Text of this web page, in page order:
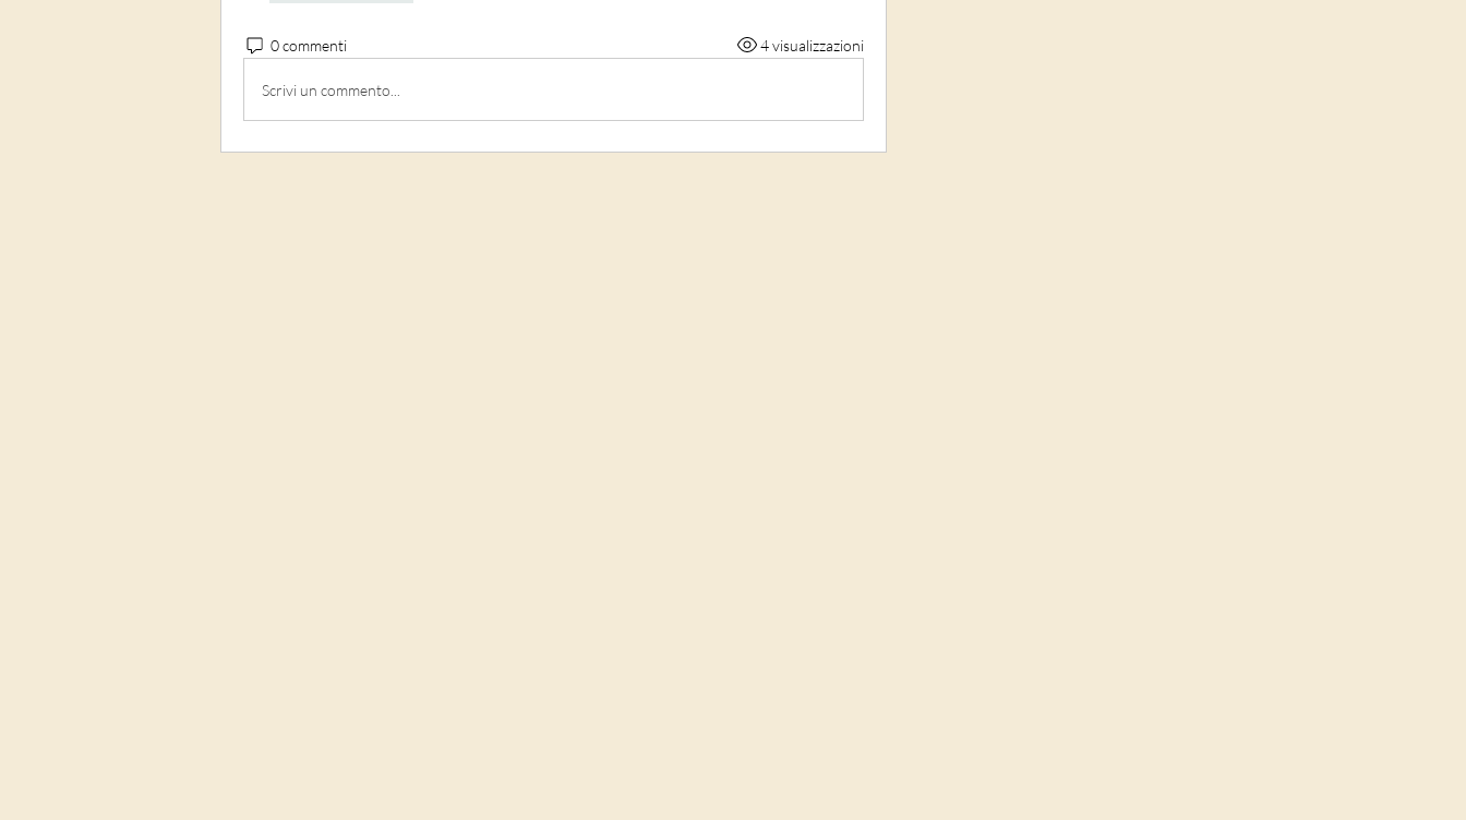
0 commenti 4 visualizzazioni
Scrivi un commento...